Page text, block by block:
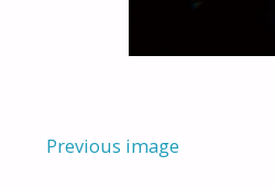
Previous image